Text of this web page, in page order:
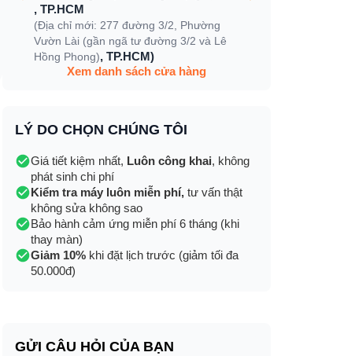
, TP.HCM
(Địa chỉ mới: 277 đường 3/2, Phường
Vườn Lài (gần ngã tư đường 3/2 và Lê
Hồng Phong), TP.HCM)
Xem danh sách cửa hàng
LÝ DO CHỌN CHÚNG TÔI
Giá tiết kiệm nhất, Luôn công khai, không
phát sinh chi phí
Kiểm tra máy luôn miễn phí, tư vấn thật
không sửa không sao
Bảo hành cảm ứng miễn phí 6 tháng (khi
thay màn)
Giảm 10% khi đặt lịch trước (giảm tối đa
50.000đ)
GỬI CÂU HỎI CỦA BẠN